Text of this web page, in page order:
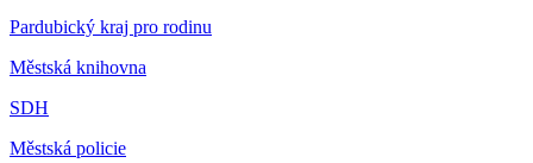
Pardubický kraj pro rodinu
Městská knihovna
SDH
Městská policie